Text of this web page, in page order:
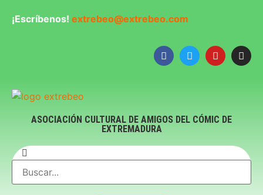
¡Escríbenos! extrebeo@extrebeo.com
ASOCIACIÓN CULTURAL DE AMIGOS DEL CÓMIC DE
EXTREMADURA